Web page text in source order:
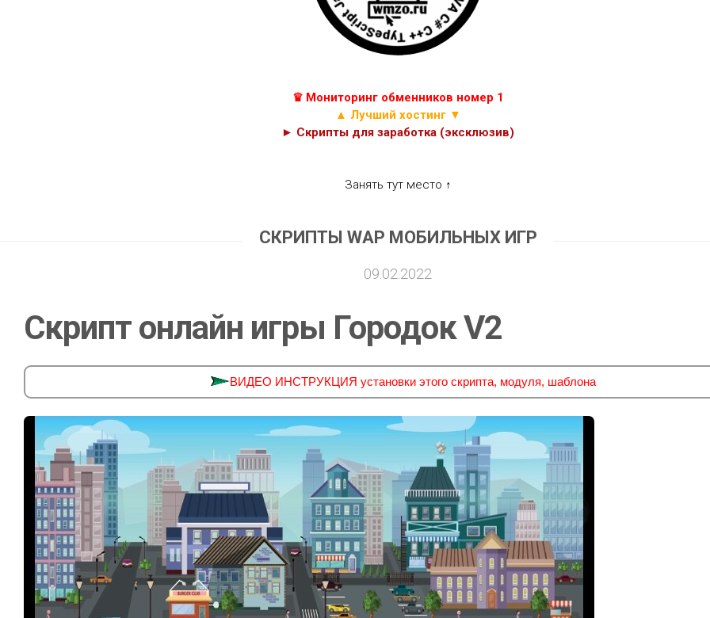
ИГР
СКРИПТЫ
ЭКОНОМИЧЕСКИХ
♛ Мониторинг обменников номер 1
▲ Лучший хостинг ▼
► Скрипты для заработка (эксклюзив)
Занять тут место ↑
СКРИПТЫ WAP МОБИЛЬНЫХ ИГР
09.02.2022
Скрипт онлайн игры Городок V2
ВИДЕО ИНСТРУКЦИЯ установки этого скрипта, модуля, шаблона